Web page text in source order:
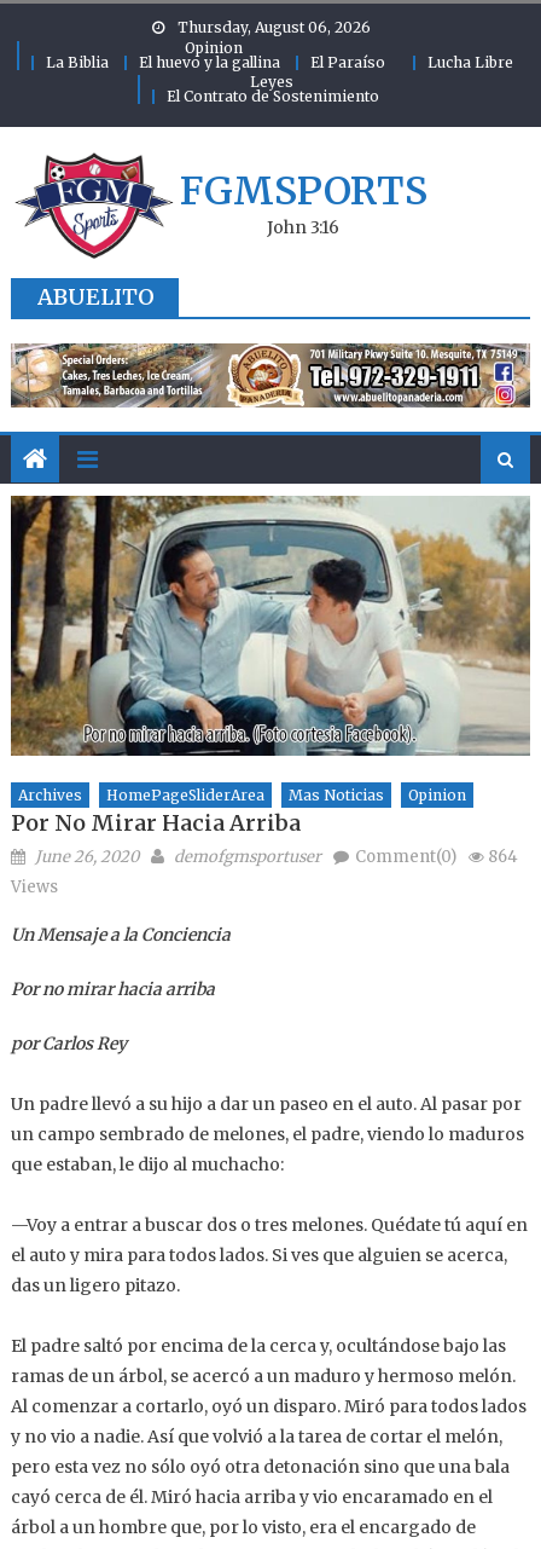
Thursday, August 06, 2026
Opinion
La Biblia
El huevo y la gallina El Paraíso
Lucha Libre
Leyes
El Contrato de Sostenimiento
FGMSPORTS
John 3:16
ABUELITO
Archives HomePageSliderArea Mas Noticias Opinion
Por No Mirar Hacia Arriba
Posted on
June 26, 2020 Author
demofgmsportuser Comment(0)
864
Views
Un Mensaje a la Conciencia
Por no mirar hacia arriba
por Carlos Rey
Un padre llevó a su hijo a dar un paseo en el auto. Al pasar por
un campo sembrado de melones, el padre, viendo lo maduros
que estaban, le dijo al muchacho:
—Voy a entrar a buscar dos o tres melones. Quédate tú aquí en
el auto y mira para todos lados. Si ves que alguien se acerca,
das un ligero pitazo.
El padre saltó por encima de la cerca y, ocultándose bajo las
ramas de un árbol, se acercó a un maduro y hermoso melón.
Al comenzar a cortarlo, oyó un disparo. Miró para todos lados
y no vio a nadie. Así que volvió a la tarea de cortar el melón,
pero esta vez no sólo oyó otra detonación sino que una bala
cayó cerca de él. Miró hacia arriba y vio encaramado en el
árbol a un hombre que, por lo visto, era el encargado de